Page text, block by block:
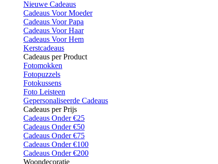
Nieuwe Cadeaus
Cadeaus Voor Moeder
Cadeaus Voor Papa
Cadeaus Voor Haar
Cadeaus Voor Hem
Kerstcadeaus
Cadeaus per Product
Fotomokken
Fotopuzzels
Fotokussens
Foto Leisteen
Gepersonaliseerde Cadeaus
Cadeaus per Prijs
Cadeaus Onder €25
Cadeaus Onder €50
Cadeaus Onder €75
Cadeaus Onder €100
Cadeaus Onder €200
Woondecoratie